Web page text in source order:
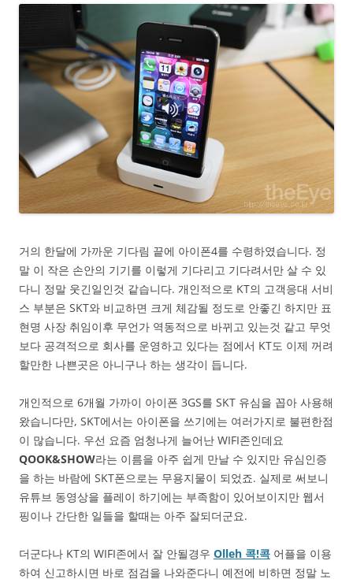
거의 한달에 가까운 기다림 끝에 아이폰4를 수령하였습니다. 정
말 이 작은 손안의 기기를 이렇게 기다리고 기다려서만 살 수 있
다니 정말 웃긴일인것 같습니다. 개인적으로 KT의 고객응대 서비
스 부분은 SKT와 비교하면 크게 체감될 정도로 안좋긴 하지만 표
현명 사장 취임이후 무언가 역동적으로 바뀌고 있는것 같고 무엇
보다 공격적으로 회사를 운영하고 있다는 점에서 KT도 이제 꺼려
할만한 나쁜곳은 아니구나 하는 생각이 듭니다.
개인적으로 6개월 가까이 아이폰 3GS를 SKT 유심을 꼽아 사용해
왔습니다만, SKT에서는 아이폰을 쓰기에는 여러가지로 불편한점
이 많습니다. 우선 요즘 엄청나게 늘어난 WIFI존인데요
QOOK&SHOW라는 이름을 아주 쉽게 만날 수 있지만 유심인증
을 하는 바람에 SKT폰으로는 무용지물이 되었죠. 실제로 써보니
유튜브 동영상을 플레이 하기에는 부족함이 있어보이지만 웹서
핑이나 간단한 일들을 할때는 아주 잘되더군요.
더군다나 KT의 WIFI존에서 잘 안될경우 Olleh 콕!콕 어플을 이용
하여 신고하시면 바로 점검을 나와준다니 예전에 비하면 정말 노